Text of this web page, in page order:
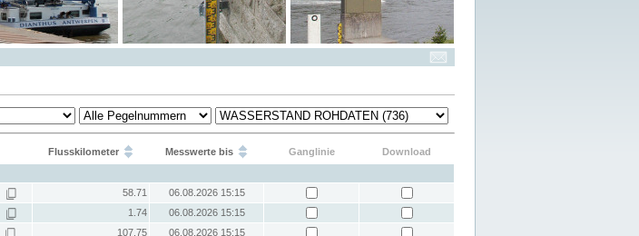
Flusskilometer Messwerte bis Ganglinie
Download
58.71
06.08.2026 15:15
1.74
06.08.2026 15:15
107.75
06.08.2026 15:15